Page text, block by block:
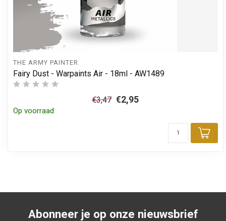
THE ARMY PAINTER
Fairy Dust - Warpaints Air - 18ml - AW1489
€3,47 €2,95
Op voorraad
Abonneer je op onze nieuwsbrief